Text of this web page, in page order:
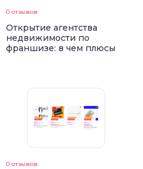
0 отзывов
Открытие агентства
недвижимости по
франшизе: в чем плюсы
0 отзывов